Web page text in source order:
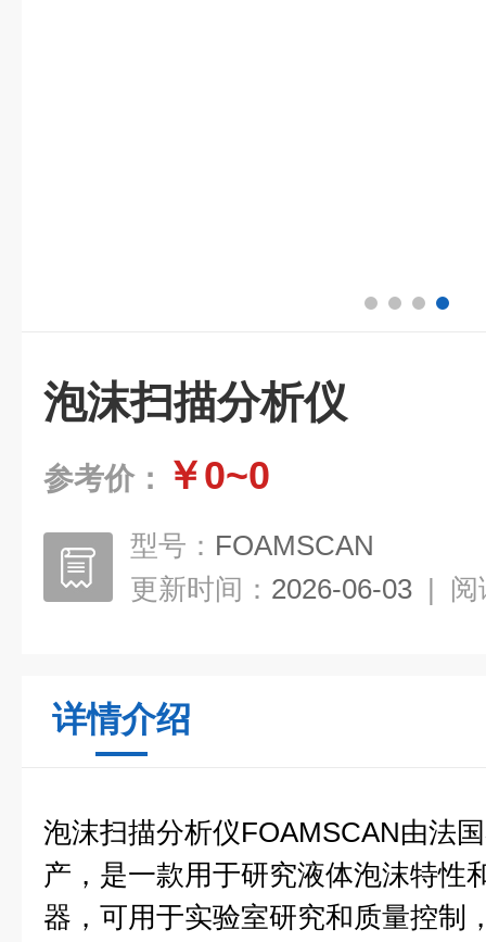
泡沫扫描分析仪
参考价： ￥0~0
型号： FOAMSCAN
更新时间： 2026-06-03 | 阅
详情介绍
泡沫扫描分析仪FOAMSCAN由法
产，是一款用于研究液体泡沫特性
器，可用于实验室研究和质量控制